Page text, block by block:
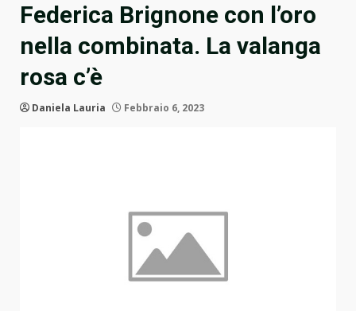
Federica Brignone con l’oro
nella combinata. La valanga
rosa c’è
Daniela Lauria Febbraio 6, 2023